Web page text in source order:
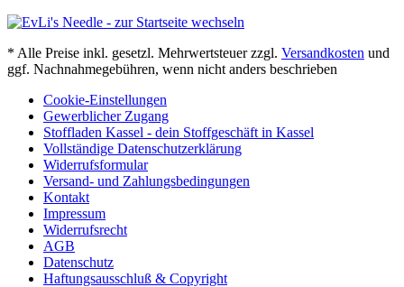
* Alle Preise inkl. gesetzl. Mehrwertsteuer zzgl. Versandkosten und
ggf. Nachnahmegebühren, wenn nicht anders beschrieben
Cookie-Einstellungen
Gewerblicher Zugang
Stoffladen Kassel - dein Stoffgeschäft in Kassel
Vollständige Datenschutzerklärung
Widerrufsformular
Versand- und Zahlungsbedingungen
Kontakt
Impressum
Widerrufsrecht
AGB
Datenschutz
Haftungsausschluß & Copyright